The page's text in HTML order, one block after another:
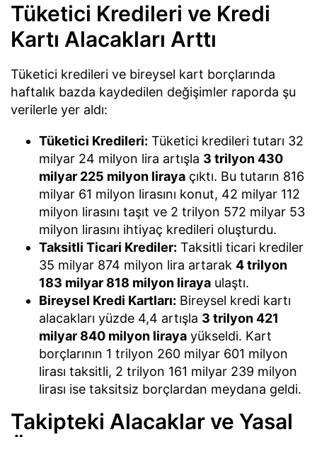
Tüketici Kredileri ve Kredi
Kartı Alacakları Arttı
Tüketici kredileri ve bireysel kart borçlarında
haftalık bazda kaydedilen değişimler raporda şu
verilerle yer aldı:
Tüketici Kredileri: Tüketici kredileri tutarı 32
milyar 24 milyon lira artışla 3 trilyon 430
milyar 225 milyon liraya çıktı. Bu tutarın 816
milyar 61 milyon lirasını konut, 42 milyar 112
milyon lirasını taşıt ve 2 trilyon 572 milyar 53
milyon lirasını ihtiyaç kredileri oluşturdu.
Taksitli Ticari Krediler: Taksitli ticari krediler
35 milyar 874 milyon lira artarak 4 trilyon
183 milyar 818 milyon liraya ulaştı.
Bireysel Kredi Kartları: Bireysel kredi kartı
alacakları yüzde 4,4 artışla 3 trilyon 421
milyar 840 milyon liraya yükseldi. Kart
borçlarının 1 trilyon 260 milyar 601 milyon
lirası taksitli, 2 trilyon 161 milyar 239 milyon
lirası ise taksitsiz borçlardan meydana geldi.
Takipteki Alacaklar ve Yasal